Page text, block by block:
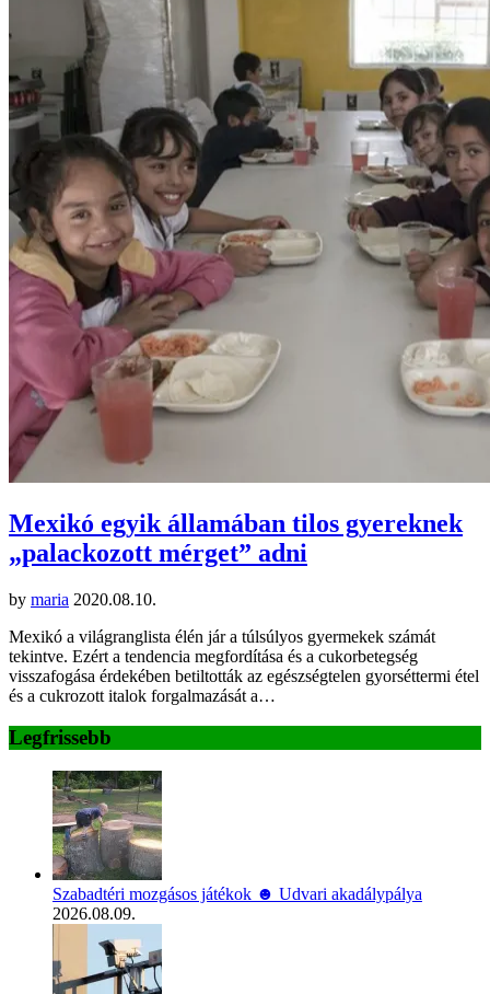
Mexikó egyik államában tilos gyereknek
„palackozott mérget” adni
by maria 2020.08.10.
Mexikó a világranglista élén jár a túlsúlyos gyermekek számát
tekintve. Ezért a tendencia megfordítása és a cukorbetegség
visszafogása érdekében betiltották az egészségtelen gyorséttermi étel
és a cukrozott italok forgalmazását a…
Legfrissebb
Szabadtéri mozgásos játékok ☻ Udvari akadálypálya
2026.08.09.